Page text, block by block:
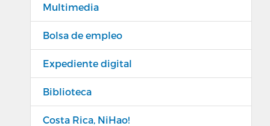
Multimedia
Bolsa de empleo
Expediente digital
Biblioteca
Costa Rica, NiHao!